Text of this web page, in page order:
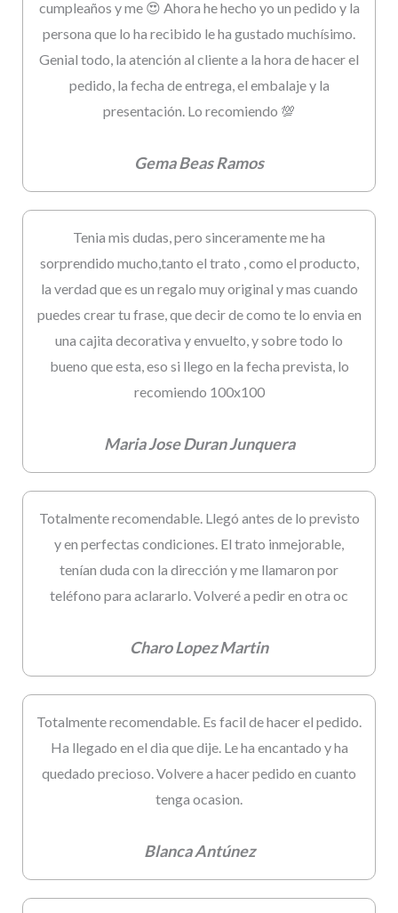
cumpleaños y me 😍 Ahora he hecho yo un pedido y la
persona que lo ha recibido le ha gustado muchísimo.
Genial todo, la atención al cliente a la hora de hacer el
pedido, la fecha de entrega, el embalaje y la
presentación. Lo recomiendo 💯
Gema Beas Ramos
Tenia mis dudas, pero sinceramente me ha
sorprendido mucho,tanto el trato , como el producto,
la verdad que es un regalo muy original y mas cuando
puedes crear tu frase, que decir de como te lo envia en
una cajita decorativa y envuelto, y sobre todo lo
bueno que esta, eso si llego en la fecha prevista, lo
recomiendo 100x100
Maria Jose Duran Junquera
Totalmente recomendable. Llegó antes de lo previsto
y en perfectas condiciones. El trato inmejorable,
tenían duda con la dirección y me llamaron por
teléfono para aclararlo. Volveré a pedir en otra oc
Charo Lopez Martin
Totalmente recomendable. Es facil de hacer el pedido.
Ha llegado en el dia que dije. Le ha encantado y ha
quedado precioso. Volvere a hacer pedido en cuanto
tenga ocasion.
Blanca Antúnez